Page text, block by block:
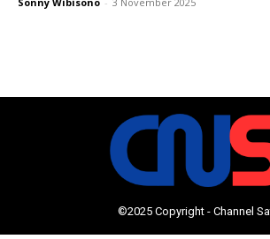
©2025 Copyright - Channel